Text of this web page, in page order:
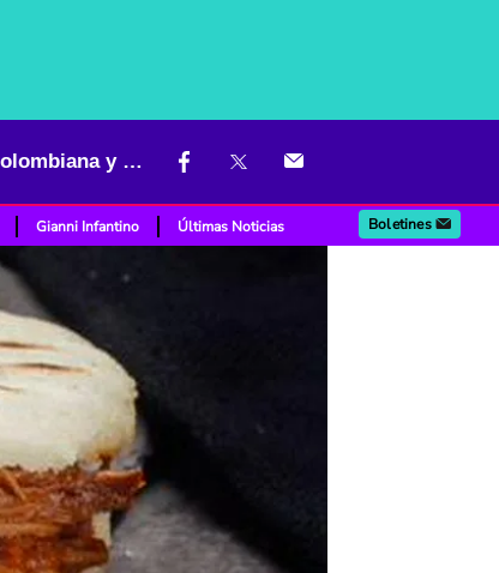
Arepa: origen, variedades y nuevas recetas para disfrutar la tradición colombiana y venezolana en la mesa
Gianni Infantino Últimas Noticias Boletines